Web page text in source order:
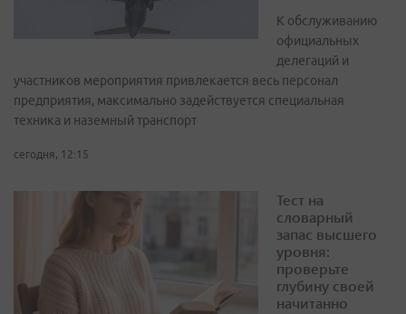
К обслуживанию
официальных
делегаций и
участников мероприятия привлекается весь персонал
предприятия, максимально задействуется специальная
техника и наземный транспорт
сегодня, 12:15
Тест на
словарный
запас высшего
уровня:
проверьте
глубину своей
начитанно